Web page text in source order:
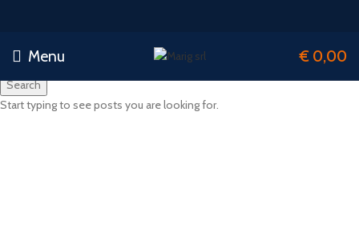
Menu € 0,00
Search
Start typing to see posts you are looking for.